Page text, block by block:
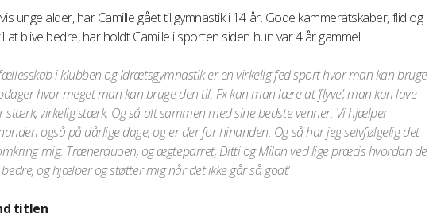
unge alder, har Camille gået til gymnastik i 14 år. Gode kammeratskaber, flid og
blive bedre, har holdt Camille i sporten siden hun var 4 år gammel.
i klubben og Idrætsgymnastik er en virkelig fed sport hvor man kan bruge
hvor meget man kan bruge den til. Fx kan man lære at ’flyve’, man kan lave
stærk, virkelig stærk. Og så alt sammen med sine bedste venner. Vi hjælper
også på dårlige dage, og er der for hinanden. Og så har jeg selvfølgelig det
mig. Trænerduoen, og ægteparret, Ditti og Milan ved lige præcis hvordan de
og hjælper og støtter mig når det ikke går så godt’
titlen